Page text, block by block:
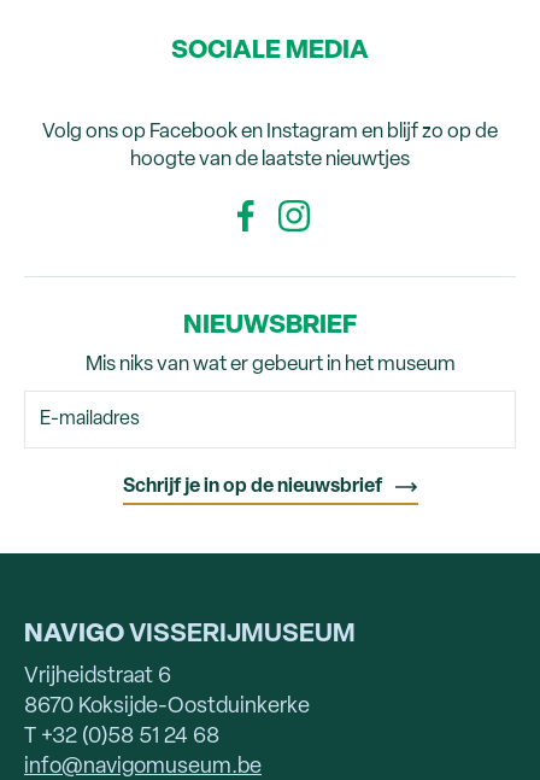
SOCIALE MEDIA
Volg ons op Facebook en Instagram en blijf zo op de
hoogte van de laatste nieuwtjes
NIEUWSBRIEF
Mis niks van wat er gebeurt in het museum
NAVIGO VISSERIJMUSEUM
Vrijheidstraat 6
8670 Koksijde-Oostduinkerke
T +32 (0)58 51 24 68
info@navigomuseum.be